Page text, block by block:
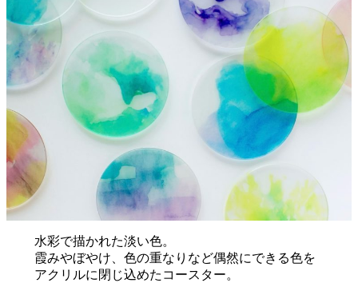
水彩で描かれた淡い色。
霞みやぼやけ、色の重なりなど偶然にできる色を
アクリルに閉じ込めたコースター。